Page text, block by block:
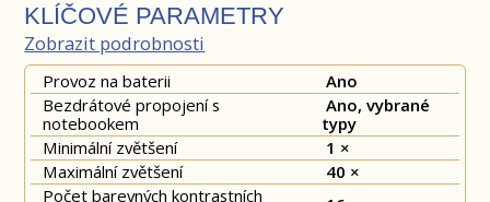
KLÍČOVÉ PARAMETRY
Zobrazit podrobnosti
Provoz na baterii
Ano
Bezdrátové propojení s
notebookem
Ano, vybrané
typy
Minimální zvětšení
1 ×
Maximální zvětšení
40 ×
Počet barevných kontrastních